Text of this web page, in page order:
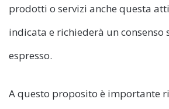
prodotti o servizi anche questa
indicata e richiederà un consenso
espresso.
A questo proposito è importante